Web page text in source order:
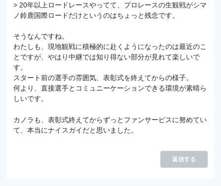
> 20年以上ロードレースやってて、プロレースの生観戦がシマ
ノ鈴鹿国際ロードだけというのはちょっと残念です。
そうなんですね。
わたしも、現地観戦に積極的に赴くようになったのは最近のこ
とですが、やはり中継では知り得ない部分が見れて楽しいで
す。
スタート前の選手の雰囲気、表彰式を終えてからの様子。
何より、直接選手とコミュニーケーションできる環境が素晴ら
しいです。
カノラも、表彰式終えてからずっとファンサービスに努めてい
て、本当にナイスガイだと思いました。
返信する